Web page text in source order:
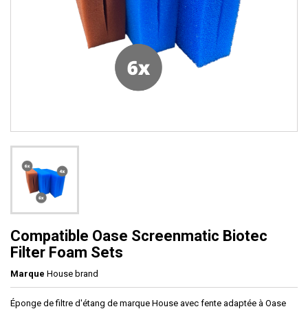
Compatible Oase Screenmatic Biotec
Filter Foam Sets
Marque House brand
Éponge de filtre d'étang de marque House avec fente adaptée à Oase